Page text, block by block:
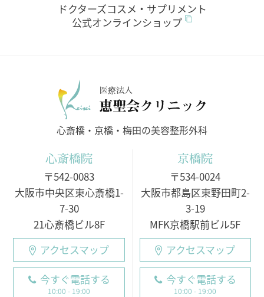
ドクターズコスメ・サプリメント
公式オンラインショップ
医療法人
心斎橋・京橋・梅田の美容整形外科
心斎橋院
〒542-0083
大阪市中央区東心斎橋1-
7-30
21心斎橋ビル8F
アクセスマップ
今すぐ電話する
10:00 - 19:00
京橋院
〒534-0024
大阪市都島区東野田町2-
3-19
MFK京橋駅前ビル5F
アクセスマップ
今すぐ電話する
10:00 - 19:00